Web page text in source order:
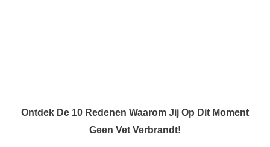
Ontdek De 10 Redenen Waarom Jij Op Dit Moment
Geen Vet Verbrandt!